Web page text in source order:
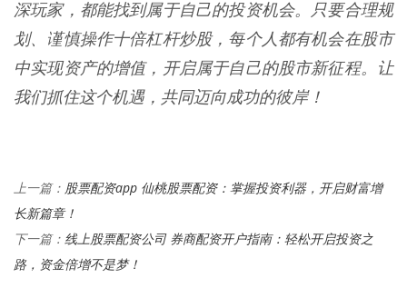
深玩家，都能找到属于自己的投资机会。只要合理规
划、谨慎操作十倍杠杆炒股，每个人都有机会在股市
中实现资产的增值，开启属于自己的股市新征程。让
我们抓住这个机遇，共同迈向成功的彼岸！
上一篇： 股票配资app 仙桃股票配资：掌握投资利器，开启财富增
长新篇章！
下一篇： 线上股票配资公司 券商配资开户指南：轻松开启投资之
路，资金倍增不是梦！